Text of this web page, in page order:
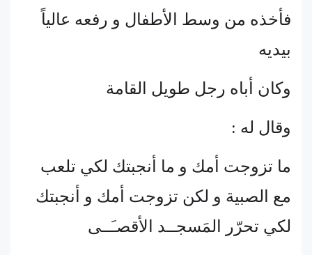
فأخذه من وسط الأطفال و رفعه عالياً
بيديه
وكان أباه رجل طويل القامة
وقال له :
ما تزوجت أمك و ما أنجبتك لكي تلعب
مع الصبية و لكن تزوجت أمك و أنجبتك
لكي تحرّر المَسجــد الأقصـَــى